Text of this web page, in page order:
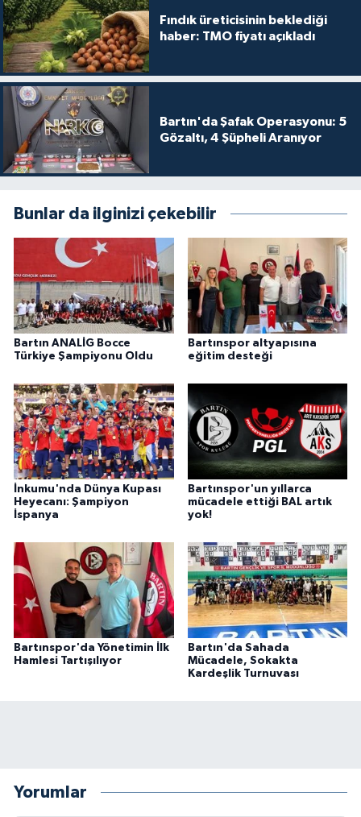
Fındık üreticisinin beklediği
haber: TMO fiyatı açıkladı
Bartın'da Şafak Operasyonu: 5
Gözaltı, 4 Şüpheli Aranıyor
Bunlar da ilginizi çekebilir
Bartın ANALİG Bocce
Türkiye Şampiyonu Oldu
Bartınspor altyapısına
eğitim desteği
İnkumu'nda Dünya Kupası
Heyecanı: Şampiyon
İspanya
Bartınspor'un yıllarca
mücadele ettiği BAL artık
yok!
Bartınspor'da Yönetimin İlk
Hamlesi Tartışılıyor
Bartın'da Sahada
Mücadele, Sokakta
Kardeşlik Turnuvası
Yorumlar